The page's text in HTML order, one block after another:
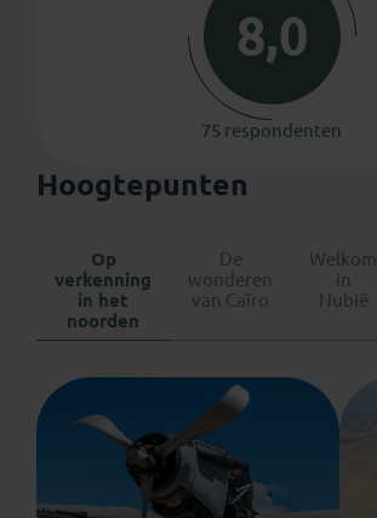
8,0
75 respondenten
Hoogtepunten
Op
verkenning
in het
noorden
De
wonderen
van Caïro
Welkom
in
Nubië